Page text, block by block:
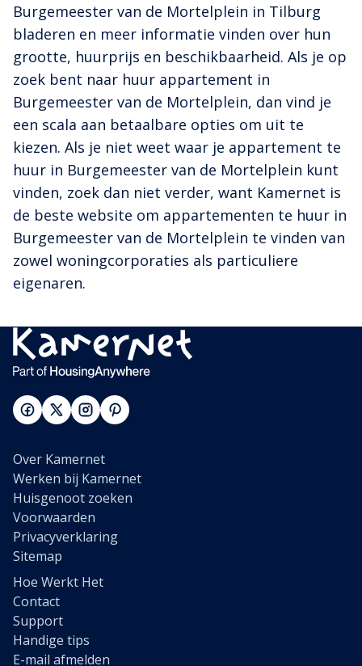
Burgemeester van de Mortelplein in Tilburg
bladeren en meer informatie vinden over hun
grootte, huurprijs en beschikbaarheid. Als je op
zoek bent naar huur appartement in
Burgemeester van de Mortelplein, dan vind je
een scala aan betaalbare opties om uit te
kiezen. Als je niet weet waar je appartement te
huur in Burgemeester van de Mortelplein kunt
vinden, zoek dan niet verder, want Kamernet is
de beste website om appartementen te huur in
Burgemeester van de Mortelplein te vinden van
zowel woningcorporaties als particuliere
eigenaren.
Over Kamernet
Werken bij Kamernet
Huisgenoot zoeken
Voorwaarden
Privacyverklaring
Sitemap
Hoe Werkt Het
Contact
Support
Handige tips
E-mail afmelden